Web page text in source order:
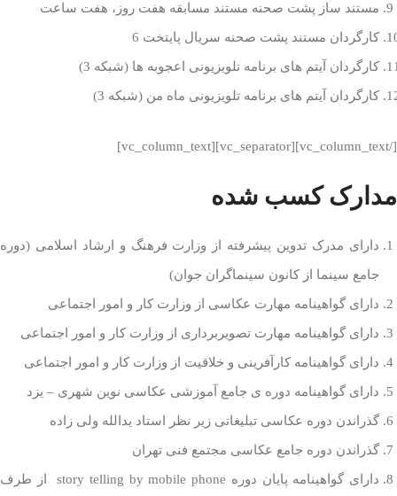
مستند ساز پشت صحنه مستند مسابقه هفت روز، هفت ساعت
کارگردان مستند پشت صحنه سریال پایتخت 6
کارگردان آیتم های برنامه تلویزیونی اعجوبه ها (شبکه 3)
کارگردان آیتم های برنامه تلویزیونی ماه من (شبکه 3)
[/vc_column_text][vc_separator][vc_column_text]
مدارک کسب شده
دارای مدرک تدوین پیشرفته از وزارت فرهنگ و ارشاد اسلامی (دوره
جامع سینما از کانون سینماگران جوان)
دارای گواهینامه مهارت عکاسی از وزارت کار و امور اجتماعی
دارای گواهینامه مهارت تصویربرداری از وزارت کار و امور اجتماعی
دارای گواهینامه کارآفرینی و خلاقیت از وزارت کار و امور اجتماعی
دارای گواهینامه دوره ی جامع آموزشی عکاسی نوین شهری – یزد
گذراندن دوره عکاسی تبلیغاتی زیر نظر استاد یدالله ولی زاده
گذراندن دوره جامع عکاسی مجتمع فنی تهران
دارای گواهینامه پایان دوره story telling by mobile phone از طرف